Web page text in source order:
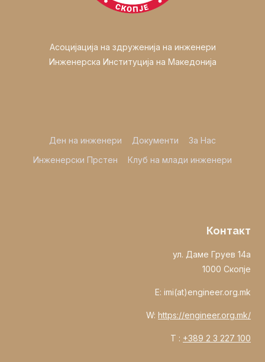
Асоцијација на здруженија на инженери
Инженерска Институција на Македонија
Ден на инженери Документи
За Нас
Инженерски Прстен
Клуб на млади инженери
Контакт
ул. Даме Груев 14а
1000 Скопје
E: imi(at)engineer.org.mk
W: https://engineer.org.mk/
T : +389 2 3 227 100